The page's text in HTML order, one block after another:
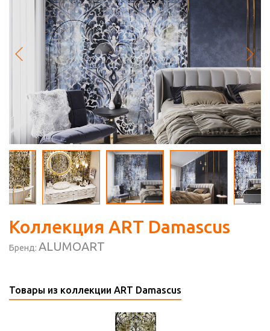
Коллекция ART Damascus
Бренд: ALUMOART
Товары из коллекции ART Damascus